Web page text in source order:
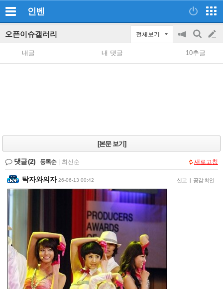
인벤
오픈이슈갤러리 전체보기
공
지
on/off
검
색
글
쓰
내글 내 댓글 10추글
[본문 보기]
댓글(2) 등록순 최신순 새로고침
탁자와의자 26-06-13 00:42 신고 | 공감 확인